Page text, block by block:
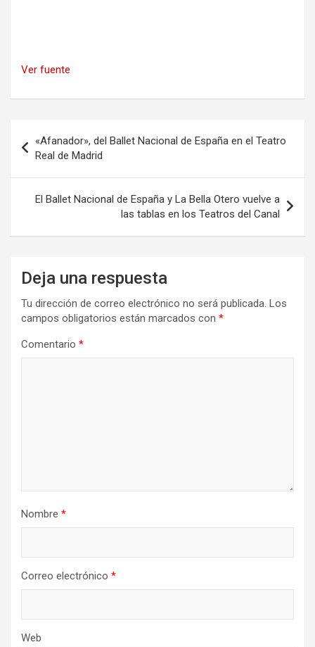
Ver fuente
de
entradas
«Afanador», del Ballet Nacional de España en el Teatro
Real de Madrid
El Ballet Nacional de España y La Bella Otero vuelve a
las tablas en los Teatros del Canal
Deja una respuesta
Tu dirección de correo electrónico no será publicada. Los
campos obligatorios están marcados con *
Comentario *
Nombre *
Correo electrónico *
Web